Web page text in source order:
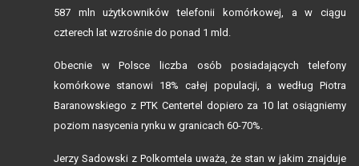
587 mln użytkowników telefonii komórkowej, a w ciągu
czterech lat wzrośnie do ponad 1 mld.
Obecnie w Polsce liczba osób posiadających telefony
komórkowe stanowi 18% całej populacji, a według Piotra
Baranowskiego z PTK Centertel dopiero za 10 lat osiągniemy
poziom nasycenia rynku w granicach 60-70%.
Jerzy Sadowski z Polkomtela uważa, że stan w jakim znajduje